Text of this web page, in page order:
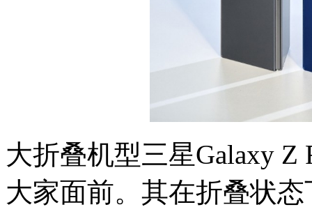
大折叠机型三星Galaxy
大家面前。其在折叠状